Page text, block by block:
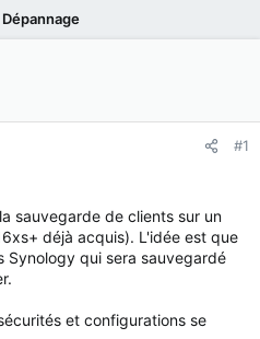
#1
sauvegarde de clients sur un
déjà acquis). L'idée est que
Synology qui sera sauvegardé
et configurations se